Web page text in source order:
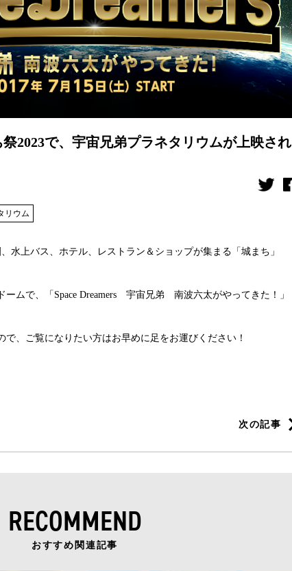
2023で、宇宙兄弟プラネタリウムが上映され
リウム
水上バス、ホテル、レストラン＆ショップが集まる「城まち」
ームで、「Space Dreamers 宇宙兄弟 南波六太がやってきた！」
、ご覧になりたい方はお早めに足をお運びください！
次の記事
RECOMMEND
おすすめ関連記事